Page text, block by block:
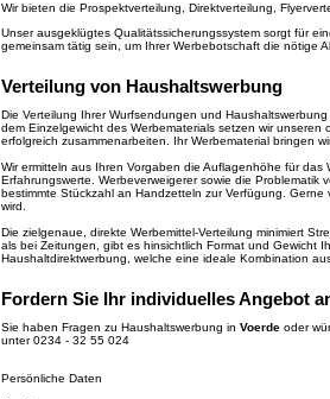
Wir bieten die Prospektverteilung, Direktverteilung,
Unser ausgeklügtes Qualitätssicherungssystem sorgt für
gemeinsam tätig sein, um Ihrer Werbebotschaft die nötige
Verteilung von Haushaltswerbung
Die Verteilung Ihrer Wurfsendungen und
dem Einzelgewicht des Werbematerials setzen wir
erfolgreich zusammenarbeiten. Ihr Werbematerial bringen
Wir ermitteln aus Ihren Vorgaben die Auflagenhöhe für
Erfahrungswerte. Werbeverweigerer sowie die
bestimmte Stückzahl an Handzetteln zur Verfügung.
wird.
Die zielgenaue, direkte Werbemittel-Verteilung minimiert
als bei Zeitungen, gibt es hinsichtlich Format und Gewicht
Haushaltdirektwerbung, welche eine ideale Kombination
Fordern Sie Ihr individuelles Angebot
Sie haben Fragen zu Haushaltswerbung in Voerde oder
unter 0234 - 32 55 024
Persönliche Daten